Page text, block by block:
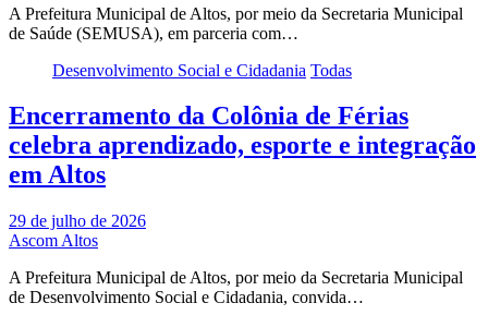
A Prefeitura Municipal de Altos, por meio da Secretaria Municipal
de Saúde (SEMUSA), em parceria com…
Desenvolvimento Social e Cidadania Todas
Encerramento da Colônia de Férias
celebra aprendizado, esporte e integração
em Altos
29 de julho de 2026
Ascom Altos
A Prefeitura Municipal de Altos, por meio da Secretaria Municipal
de Desenvolvimento Social e Cidadania, convida…